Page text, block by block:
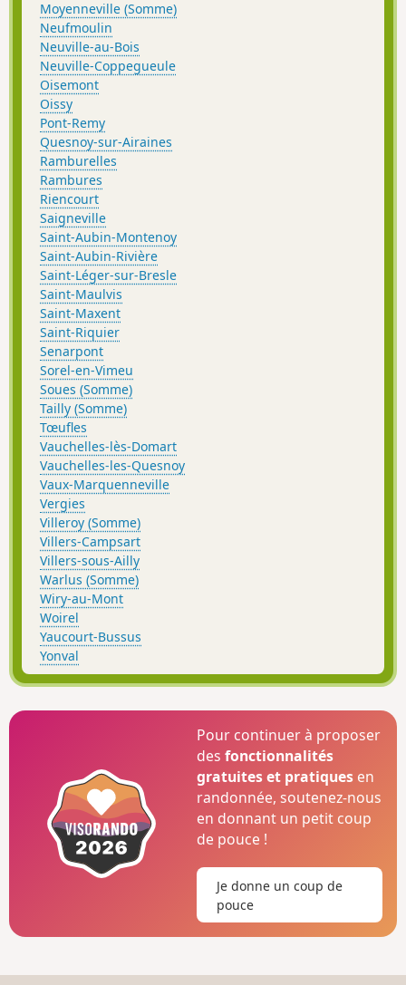
Moyenneville (Somme)
Neufmoulin
Neuville-au-Bois
Neuville-Coppegueule
Oisemont
Oissy
Pont-Remy
Quesnoy-sur-Airaines
Ramburelles
Rambures
Riencourt
Saigneville
Saint-Aubin-Montenoy
Saint-Aubin-Rivière
Saint-Léger-sur-Bresle
Saint-Maulvis
Saint-Maxent
Saint-Riquier
Senarpont
Sorel-en-Vimeu
Soues (Somme)
Tailly (Somme)
Tœufles
Vauchelles-lès-Domart
Vauchelles-les-Quesnoy
Vaux-Marquenneville
Vergies
Villeroy (Somme)
Villers-Campsart
Villers-sous-Ailly
Warlus (Somme)
Wiry-au-Mont
Woirel
Yaucourt-Bussus
Yonval
Pour continuer à proposer
desfonctionnalités
gratuites et pratiques en
randonnée, soutenez-nous
en donnant un petit coup
de pouce !
Je donne un coup de
pouce